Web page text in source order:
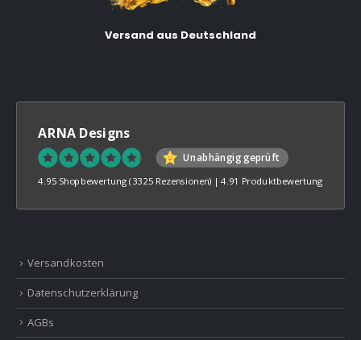
Versand aus Deutschland
ARNA Designs
Unabhängig geprüft
4.95 Shopbewertung (3325 Rezensionen) |4.91 Produktbewertung
Versandkosten
Datenschutzerklärung
AGBs